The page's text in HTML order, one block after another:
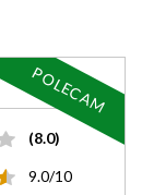
(8.0)
9.0/10
POLECAM